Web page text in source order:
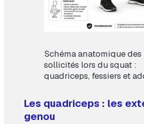
Schéma anatomique des
sollicités lors du squat :
quadriceps, fessiers et
Les quadriceps : les
genou